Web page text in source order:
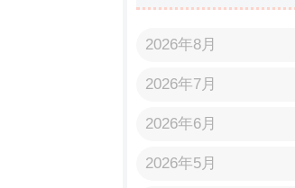
2026年8月
2026年7月
2026年6月
2026年5月